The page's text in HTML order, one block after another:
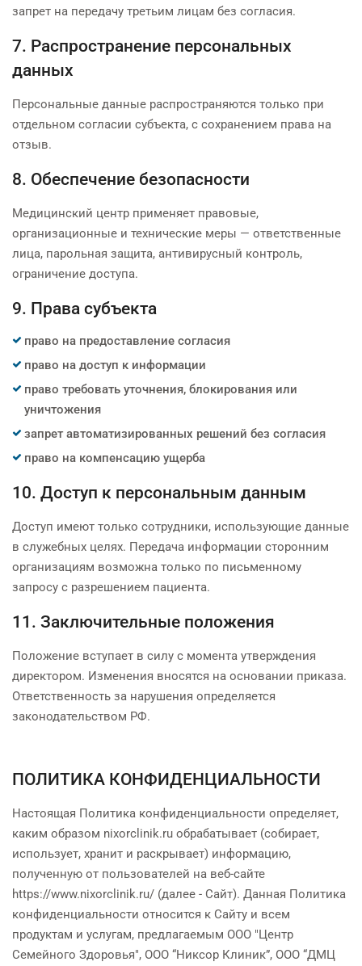
запрет на передачу третьим лицам без согласия.
7. Распространение персональных
данных
Персональные данные распространяются только при
отдельном согласии субъекта, с сохранением права на
отзыв.
8. Обеспечение безопасности
Медицинский центр применяет правовые,
организационные и технические меры — ответственные
лица, парольная защита, антивирусный контроль,
ограничение доступа.
9. Права субъекта
право на предоставление согласия
право на доступ к информации
право требовать уточнения, блокирования или
уничтожения
запрет автоматизированных решений без согласия
право на компенсацию ущерба
10. Доступ к персональным данным
Доступ имеют только сотрудники, использующие данные
в служебных целях. Передача информации сторонним
организациям возможна только по письменному
запросу с разрешением пациента.
11. Заключительные положения
Положение вступает в силу с момента утверждения
директором. Изменения вносятся на основании приказа.
Ответственность за нарушения определяется
законодательством РФ.
ПОЛИТИКА КОНФИДЕНЦИАЛЬНОСТИ
Настоящая Политика конфиденциальности определяет,
каким образом nixorclinik.ru обрабатывает (собирает,
использует, хранит и раскрывает) информацию,
полученную от пользователей на веб-сайте
https://www.nixorclinik.ru/ (далее - Сайт). Данная Политика
конфиденциальности относится к Сайту и всем
продуктам и услугам, предлагаемым ООО "Центр
Семейного Здоровья", ООО “Никсор Клиник”, ООО “ДМЦ